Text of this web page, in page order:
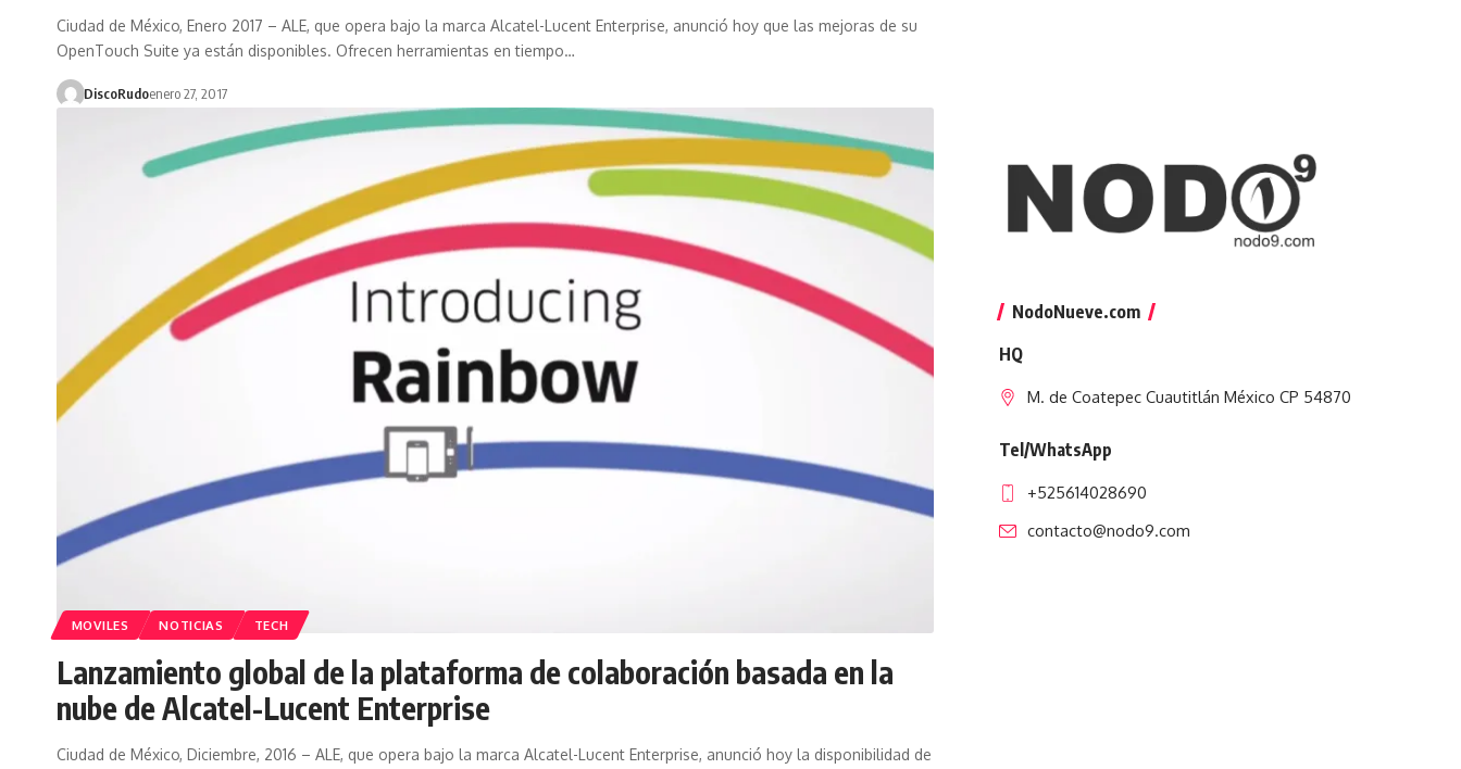
Ciudad de México, Enero 2017 – ALE, que opera bajo la marca Alcatel-Lucent Enterprise, anunció hoy que las mejoras de su
OpenTouch Suite ya están disponibles. Ofrecen herramientas en tiempo…
DiscoRudoenero 27, 2017
MOVILES NOTICIAS TECH
Lanzamiento global de la plataforma de colaboración basada en la
nube de Alcatel-Lucent Enterprise
Ciudad de México, Diciembre, 2016 – ALE, que opera bajo la marca Alcatel-Lucent Enterprise, anunció hoy la disponibilidad de
NodoNueve.com
HQ
M. de Coatepec Cuautitlán México CP 54870
Tel/WhatsApp
+525614028690
contacto@nodo9.com